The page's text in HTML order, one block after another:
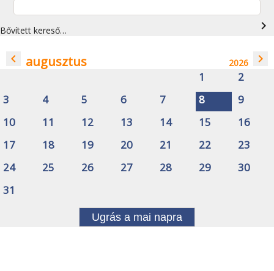
Bővített kereső… navigate_next
navigate_before augusztus 2026 navigate_next
1
2
3
4 5 6 7 8
9
10
11 12 13 14 15
16
17
18 19 20 21 22
23
24
25 26 27 28 29
30
31
Ugrás a mai napra